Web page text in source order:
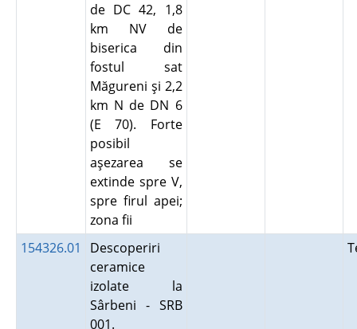
de DC 42, 1,8
km NV de
biserica din
fostul sat
Măgureni şi 2,2
km N de DN 6
(E 70). Forte
posibil
aşezarea se
extinde spre V,
spre firul apei;
zona fii
154326.01
Descoperiri
ceramice
izolate la
Sârbeni - SRB
001.